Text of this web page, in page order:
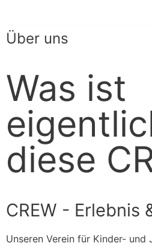
Inhalt
springen
Über uns
Was ist
diese
CREW - Erlebnis
Unseren Verein für Kinder-